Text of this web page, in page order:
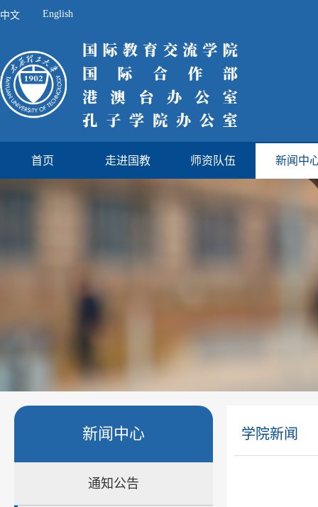
中文 English
首页 走进国教 师资队伍 新闻中
新闻中心
通知公告
学院新闻